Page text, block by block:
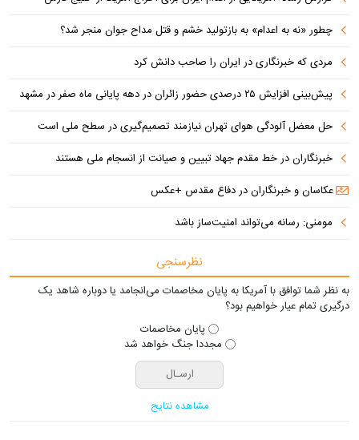
چطور «نه به اعدام» به بازتولید خشم و قتل مداح جوان منجر شد؟
مردی که خبرنگاری در ایران را صاحب دانش کرد
پیش‌بینی افزایش ۲۵ درصدی حضور زائران در دهه پایانی ماه صفر در مشهد
حل معضل آلودگی هوای تهران نیازمند تصمیم‌گیری در سطح ملی است
خبرنگاران در خط مقدم جهاد تبیین و صیانت از انسجام ملی هستند
عکاسان و خبرنگاران در دفاع مقدس +عکس
مومنی: رسانه می‌تواند امنیت‌ساز باشد
نظرسنجی
به نظر شما توافق با آمریکا به پایان مخاصمات می‌انجامد یا دوباره شاهد یک
درگیری تمام عیار خواهیم بود؟
پایان مخاصمات
مجددا جنگ خواهد شد
مشاهده نتایج